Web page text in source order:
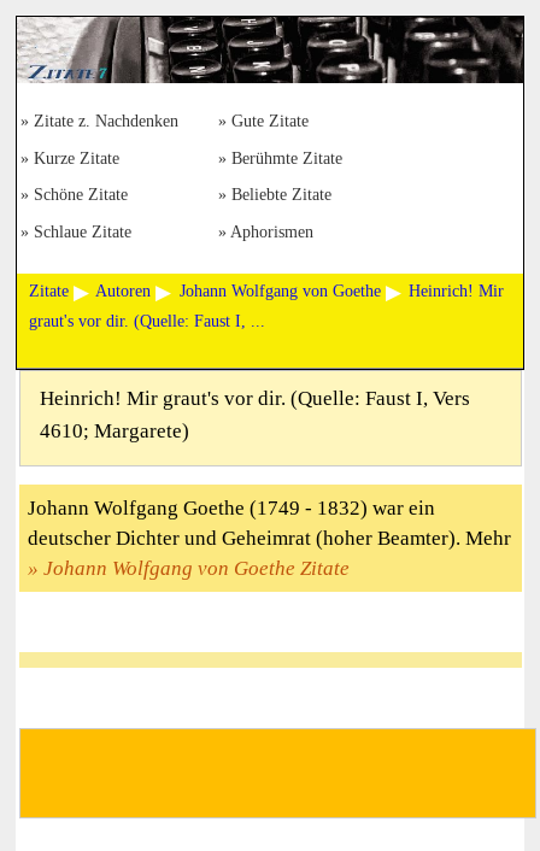
Zitate z. Nachdenken Gute Zitate
Kurze Zitate Berühmte Zitate
Schöne Zitate Beliebte Zitate
Schlaue Zitate Aphorismen
Zitate Autoren Johann Wolfgang von Goethe
Heinrich! Mir
graut's vor dir. (Quelle: Faust I, ...
Heinrich! Mir graut's vor dir. (Quelle: Faust I, Vers
4610; Margarete)
Johann Wolfgang Goethe (1749 - 1832) war ein
deutscher Dichter und Geheimrat (hoher Beamter). Mehr
Johann Wolfgang von Goethe Zitate